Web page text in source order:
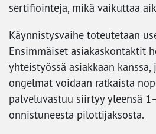
sertifiointeja, mikä vaikuttaa
Käynnistysvaihe toteutetaan
Ensimmäiset asiakaskontaktit
yhteistyössä asiakkaan
ongelmat voidaan ratkaista
palveluvastuu siirtyy yleensä
onnistuneesta pilottijaksosta.